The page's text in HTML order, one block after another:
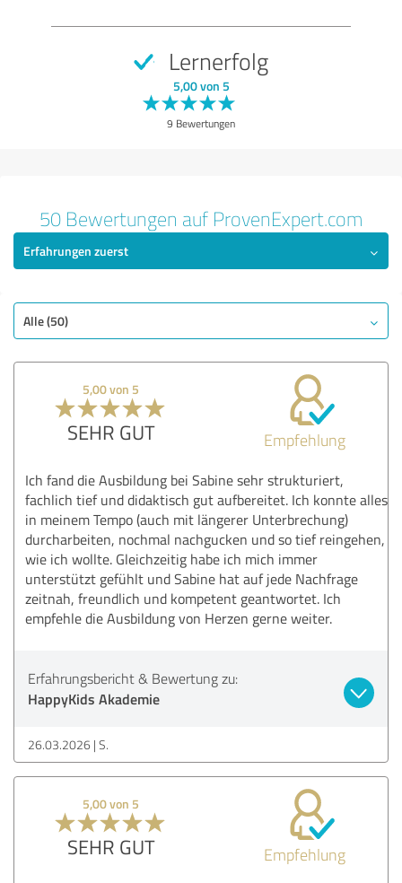
Lernerfolg
5,00 von 5
9 Bewertungen
50 Bewertungen auf ProvenExpert.com
Erfahrungen zuerst
Alle (50)
5,00 von 5
SEHR GUT Empfehlung
Ich fand die Ausbildung bei Sabine sehr strukturiert,
fachlich tief und didaktisch gut aufbereitet. Ich konnte alles
in meinem Tempo (auch mit längerer Unterbrechung)
durcharbeiten, nochmal nachgucken und so tief reingehen,
wie ich wollte. Gleichzeitig habe ich mich immer
unterstützt gefühlt und Sabine hat auf jede Nachfrage
zeitnah, freundlich und kompetent geantwortet. Ich
empfehle die Ausbildung von Herzen gerne weiter.
Erfahrungsbericht & Bewertung zu:
HappyKids Akademie
26.03.2026 S.
5,00 von 5
SEHR GUT Empfehlung